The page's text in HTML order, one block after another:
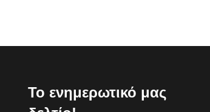
Το ενημερωτικό μας